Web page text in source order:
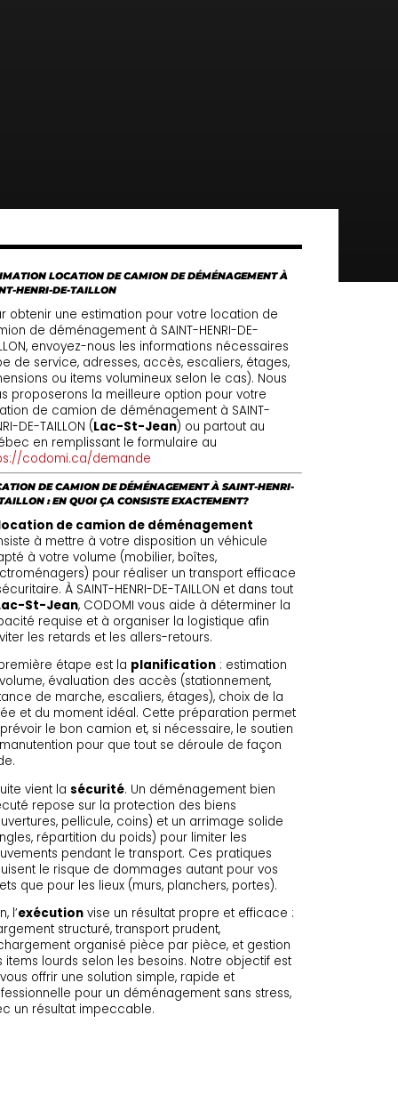
LOCATION DE CAMION DE DÉMÉNAGEMENT À
HENRI-DE-TAILLON
obtenir une estimation pour votre location de
de déménagement à SAINT-HENRI-DE-
envoyez-nous les informations nécessaires
de service, adresses, accès, escaliers, étages,
ou items volumineux selon le cas). Nous
proposerons la meilleure option pour votre
de camion de déménagement à SAINT-
DE-TAILLON (Lac-St-Jean) ou partout au
en remplissant le formulaire au
codomi.ca/demande
DE CAMION DE DÉMÉNAGEMENT À SAINT-HENRI-
: EN QUOI ÇA CONSISTE EXACTEMENT?
de camion de déménagement
à mettre à votre disposition un véhicule
à votre volume (mobilier, boîtes,
pour réaliser un transport efficace
À SAINT-HENRI-DE-TAILLON et dans tout
St-Jean, CODOMI vous aide à déterminer la
requise et à organiser la logistique afin
les retards et les allers-retours.
étape est la planification: estimation
évaluation des accès (stationnement,
de marche, escaliers, étages), choix de la
et du moment idéal. Cette préparation permet
le bon camion et, si nécessaire, le soutien
pour que tout se déroule de façon
vient la sécurité. Un déménagement bien
repose sur la protection des biens
pellicule, coins) et un arrimage solide
répartition du poids) pour limiter les
pendant le transport. Ces pratiques
le risque de dommages autant pour vos
que pour les lieux (murs, planchers, portes).
l’exécutionvise un résultat propre et efficace :
structuré, transport prudent,
organisé pièce par pièce, et gestion
items lourds selon les besoins. Notre objectif est
offrir une solution simple, rapide et
pour un déménagement sans stress,
un résultat impeccable.